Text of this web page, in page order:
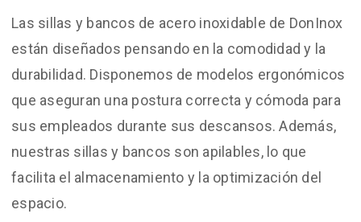
Las sillas y bancos de acero inoxidable de DonInox
están diseñados pensando en la comodidad y la
durabilidad. Disponemos de modelos ergonómicos
que aseguran una postura correcta y cómoda para
sus empleados durante sus descansos. Además,
nuestras sillas y bancos son apilables, lo que
facilita el almacenamiento y la optimización del
espacio.